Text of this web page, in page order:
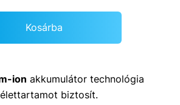
Kosárba
ion akkumulátor technológia
biztosít.